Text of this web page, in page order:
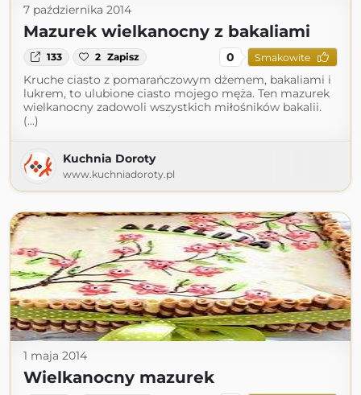
7 października 2014
Mazurek wielkanocny z bakaliami
133 2 Zapisz 0 Smakowite
Kruche ciasto z pomarańczowym dżemem, bakaliami i
lukrem, to ulubione ciasto mojego męża. Ten mazurek
wielkanocny zadowoli wszystkich miłośników bakalii.
(...)
Kuchnia Doroty
www.kuchniadoroty.pl
1 maja 2014
Wielkanocny mazurek